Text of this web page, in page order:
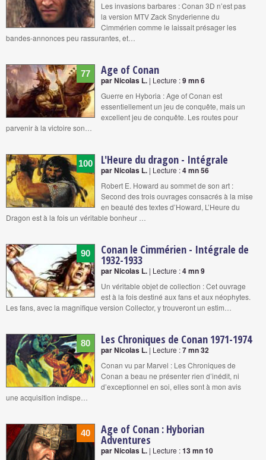
Les invasions barbares : Conan 3D n’est pas
la version MTV Zack Snyderienne du
Cimmérien comme le laissait présager les
bandes-annonces peu rassurantes, et…
77 Age of Conan
par Nicolas L. | Lecture :9 mn 6
Guerre en Hyboria : Age of Conan est
essentiellement un jeu de conquête, mais un
excellent jeu de conquête. Les routes pour
parvenir à la victoire son…
100 L'Heure du dragon - Intégrale
par Nicolas L. | Lecture :4 mn 56
Robert E. Howard au sommet de son art :
Second des trois ouvrages consacrés à la mise
en beauté des textes d’Howard, L’Heure du
Dragon est à la fois un véritable bonheur …
90 Conan le Cimmérien - Intégrale de
1932-1933
par Nicolas L. | Lecture :4 mn 9
Un véritable objet de collection : Cet ouvrage
est à la fois destiné aux fans et aux néophytes.
Les fans, avec la magnifique version Collector, y trouveront un estim…
80 Les Chroniques de Conan 1971-1974
par Nicolas L. | Lecture :7 mn 32
Conan vu par Marvel : Les Chroniques de
Conan a beau ne présenter rien d’inédit, ni
d’exceptionnel en soi, elles sont à mon avis
une acquisition indispe…
40 Age of Conan : Hyborian
Adventures
par Nicolas L. | Lecture :13 mn 10